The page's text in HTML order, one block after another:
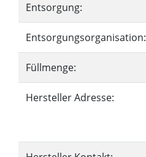
Entsorgung:
Entsorgungsorganisation:
Füllmenge:
Hersteller Adresse: